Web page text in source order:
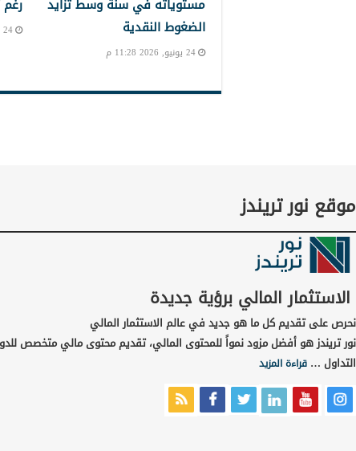
مستوياته في سنة وسط تزايد
الضغوط النقدية
24 يونيو, 2026 11:28 م
رغم
24 يونيو, 2026 10:39 م
موقع نور تريندز
الاستثمار المالي برؤية جديدة
نحرص على تقديم كل ما هو جديد في عالم الاستثمار المالي
نور تريندز هو أفضل مزود نمواً للمحتوى المالي، تقديم محتوى مالي متخصص
التداول … قراءة المزيد